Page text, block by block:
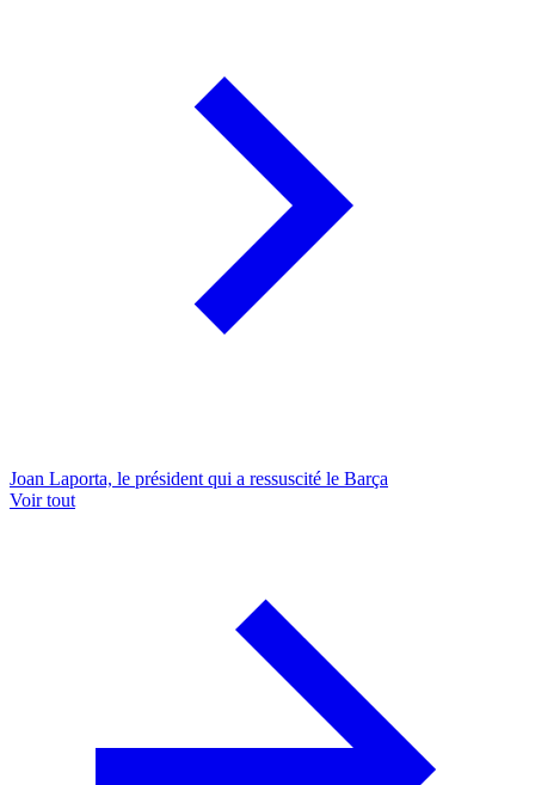
Joan Laporta, le président qui a ressuscité le Barça
Voir tout